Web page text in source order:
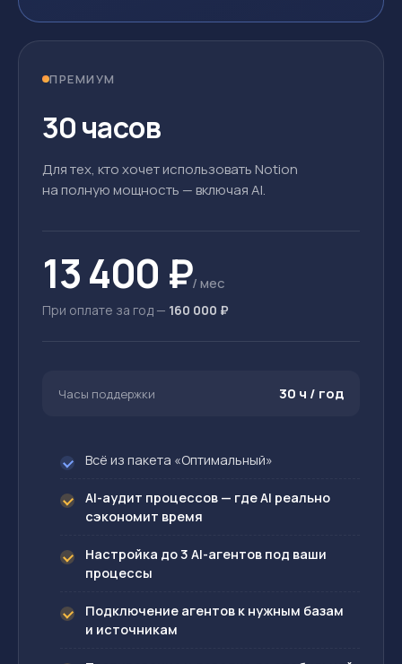
ПРЕМИУМ
30 часов
Для тех, кто хочет использовать Notion
на полную мощность — включая AI.
13 400 ₽/ мес
При оплате за год — 160 000 ₽
Часы поддержки 30 ч / год
Всё из пакета «Оптимальный»
AI-аудит процессов — где AI реально
сэкономит время
Настройка до 3 AI-агентов под ваши
процессы
Подключение агентов к нужным базам
и источникам